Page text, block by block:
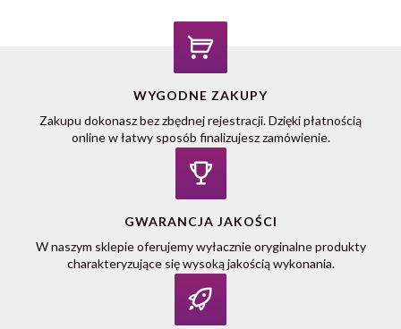
WYGODNE ZAKUPY
Zakupu dokonasz bez zbędnej rejestracji. Dzięki płatnością
online w łatwy sposób finalizujesz zamówienie.
GWARANCJA JAKOŚCI
W naszym sklepie oferujemy wyłacznie oryginalne produkty
charakteryzujące się wysoką jakością wykonania.